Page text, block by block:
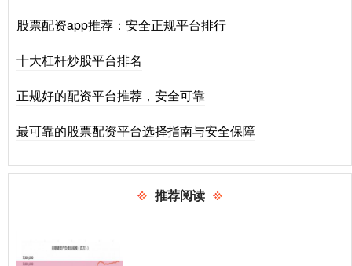
股票配资app推荐：安全正规平台排行
十大杠杆炒股平台排名
正规好的配资平台推荐，安全可靠
最可靠的股票配资平台选择指南与安全保障
推荐阅读